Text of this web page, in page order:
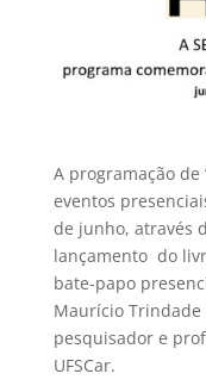
A programação de
eventos
de junho, através
lançamento do
bate-papo
Maurício Trindade
pesquisador e
UFSCar.